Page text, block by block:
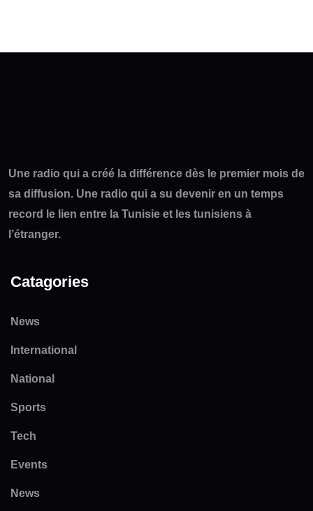
Une radio qui a créé la différence dès le premier mois de
sa diffusion. Une radio qui a su devenir en un temps
record le lien entre la Tunisie et les tunisiens à
l’étranger.
Catagories
News
International
National
Sports
Tech
Events
News